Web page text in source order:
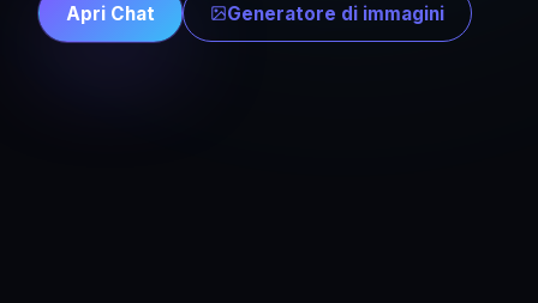
Apri Chat Generatore di immagini